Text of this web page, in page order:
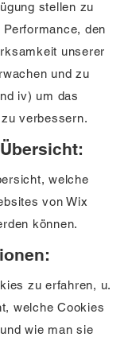
stellen zu
den
unserer
und zu
iv) um das
verbessern.
welche
von Wix
können.
zu erfahren, u.
welche Cookies
wie man sie